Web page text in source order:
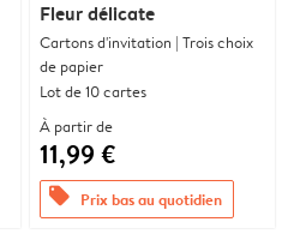
Fleur délicate
Cartons d'invitation | Trois choix
de papier
Lot de 10 cartes
À partir de
11,99 €
offers Prix bas au quotidien